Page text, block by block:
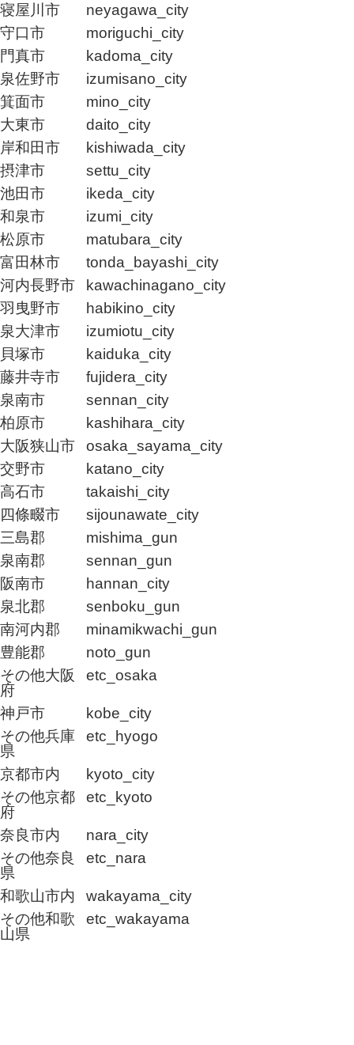
寝屋川市
neyagawa_city
守口市
moriguchi_city
門真市
kadoma_city
泉佐野市
izumisano_city
箕面市
mino_city
大東市
daito_city
岸和田市
kishiwada_city
摂津市
settu_city
池田市
ikeda_city
和泉市
izumi_city
松原市
matubara_city
富田林市
tonda_bayashi_city
河内長野市
kawachinagano_city
羽曳野市
habikino_city
泉大津市
izumiotu_city
貝塚市
kaiduka_city
藤井寺市
fujidera_city
泉南市
sennan_city
柏原市
kashihara_city
大阪狭山市
osaka_sayama_city
交野市
katano_city
高石市
takaishi_city
四條畷市
sijounawate_city
三島郡
mishima_gun
泉南郡
sennan_gun
阪南市
hannan_city
泉北郡
senboku_gun
南河内郡
minamikwachi_gun
豊能郡
noto_gun
その他大阪
府
etc_osaka
神戸市
kobe_city
その他兵庫
県
etc_hyogo
京都市内
kyoto_city
その他京都
府
etc_kyoto
奈良市内
nara_city
その他奈良
県
etc_nara
和歌山市内
wakayama_city
その他和歌
山県
etc_wakayama